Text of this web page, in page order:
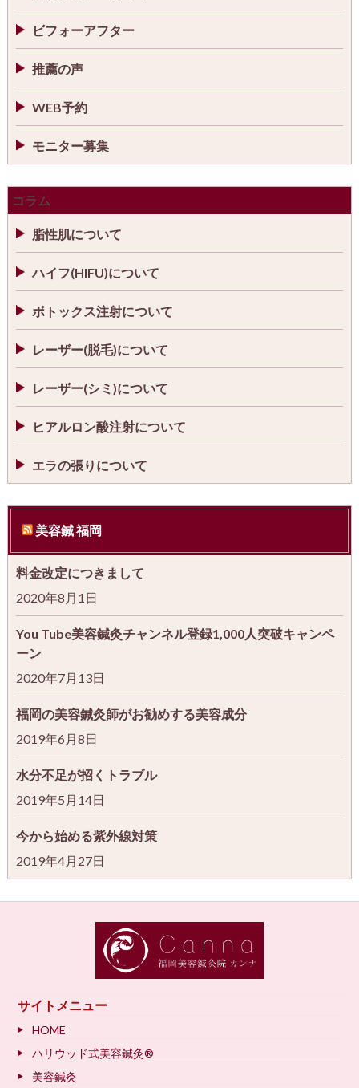
ビフォーアフター
推薦の声
WEB予約
モニター募集
コラム
脂性肌について
ハイフ(HIFU)について
ボトックス注射について
レーザー(脱毛)について
レーザー(シミ)について
ヒアルロン酸注射について
エラの張りについて
美容鍼 福岡
料金改定につきまして
2020年8月1日
You Tube美容鍼灸チャンネル登録1,000人突破キャンペ
ーン
2020年7月13日
福岡の美容鍼灸師がお勧めする美容成分
2019年6月8日
水分不足が招くトラブル
2019年5月14日
今から始める紫外線対策
2019年4月27日
サイトメニュー
HOME
ハリウッド式美容鍼灸®
美容鍼灸